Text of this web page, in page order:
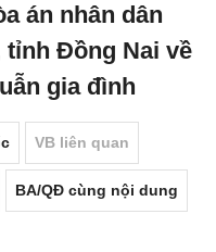
án nhân dân
Đồng Nai về
gia đình
VB liên quan
BA/QĐ cùng nội dung